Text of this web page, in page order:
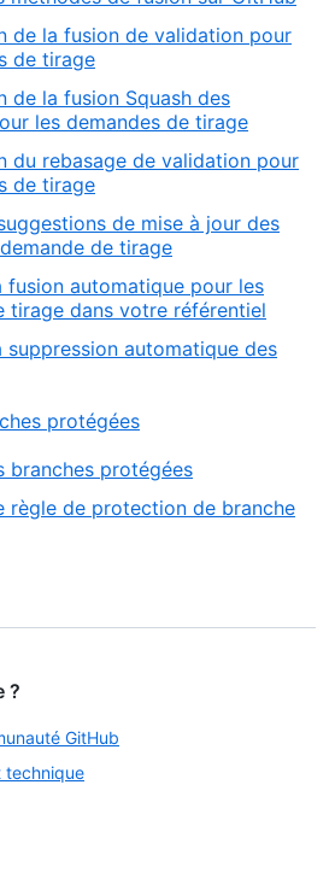
de la fusion de validation pour
de tirage
de la fusion Squash des
les demandes de tirage
du rebasage de validation pour
de tirage
de mise à jour des
de tirage
fusion automatique pour les
tirage dans votre référentiel
suppression automatique des
protégées
branches protégées
règle de protection de branche
?
GitHub
technique